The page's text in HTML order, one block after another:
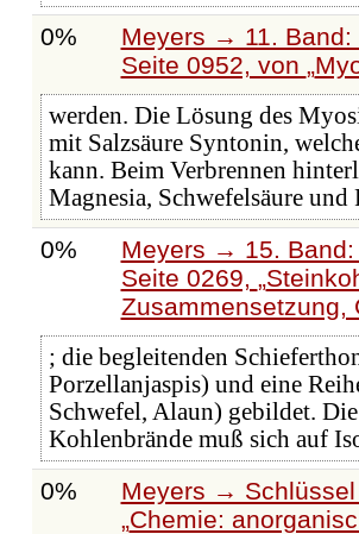
0%
Meyers → 11.
Seite 0952, von
werden. Die Lösung des
mit Salzsäure Syntonin,
kann. Beim Verbrennen
Magnesia, Schwefelsäure und
0%
Meyers → 15.
Seite 0269,
Zusammensetzung,
; die begleitenden
Porzellanjaspis) und eine
Schwefel, Alaun) gebildet.
Kohlenbrände muß sich auf
0%
Meyers →
Chemie: